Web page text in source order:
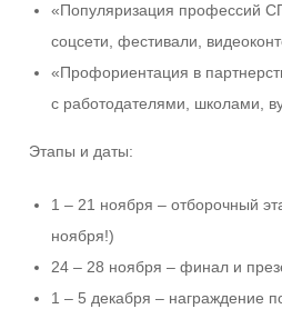
«Популяризация профессий
соцсети, фестивали,
«Профориентация в
с работодателями, школами,
Этапы и даты:
1 – 21 ноября – отборочный
ноября!)
24 – 28 ноября – финал и
1 – 5 декабря – награждение